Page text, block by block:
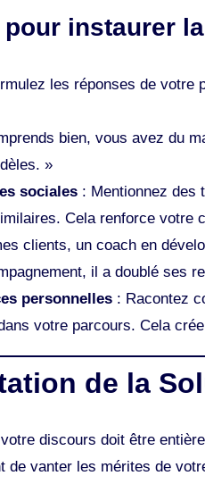
instaurer
les réponses de votre
bien, vous avez du
»
sociales : Mentionnez des
Cela renforce votre
clients, un coach en
il a doublé ses
personnelles : Racontez
votre parcours. Cela
de la
discours doit être
de vanter les mérites de